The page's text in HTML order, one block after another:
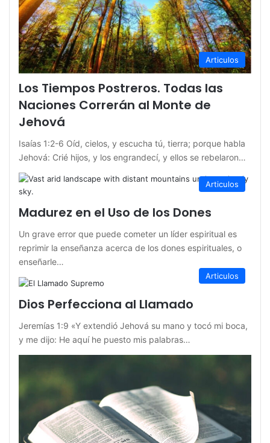
Articulos
Los Tiempos Postreros. Todas las
Naciones Correrán al Monte de
Jehová
Isaías 1:2-6 Oíd, cielos, y escucha tú, tierra; porque habla
Jehová: Crié hijos, y los engrandecí, y ellos se rebelaron…
Articulos
Madurez en el Uso de los Dones
Un grave error que puede cometer un líder espiritual es
reprimir la enseñanza acerca de los dones espirituales, o
enseñarle…
Articulos
Dios Perfecciona al Llamado
Jeremías 1:9 «Y extendió Jehová su mano y tocó mi boca,
y me dijo: He aquí he puesto mis palabras…